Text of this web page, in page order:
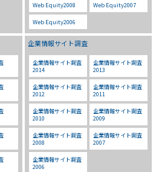
Web Equity2008
Web Equity2007
Web Equity2006
企業情報サイト調査
企業情報サイト調査
2014
企業情報サイト調査
2013
企業情報サイト調査
2012
企業情報サイト調査
2011
企業情報サイト調査
2010
企業情報サイト調査
2009
企業情報サイト調査
2008
企業情報サイト調査
2007
企業情報サイト調査
2006